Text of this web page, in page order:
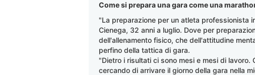
Come si prepara una gara come una
"La preparazione per un atleta professionista
Cienega, 32 anni a luglio. Dove per
dell'allenamento fisico, che dell'attitudine
perfino della tattica di gara.
"Dietro i risultati ci sono mesi e mesi di
cercando di arrivare il giorno della gara nella